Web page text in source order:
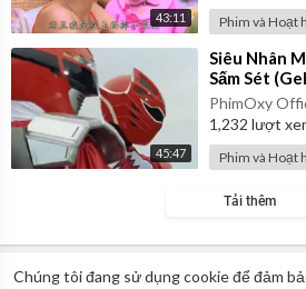
Chúng tôi đang sử dụng cookie để đảm
43:11 Phim và Hoạt
45:47
⁣Siêu Nhân
Sấm Sét
2008 |
PhimOxy
1,232 lượt
Phim và Hoạt
Tải thêm